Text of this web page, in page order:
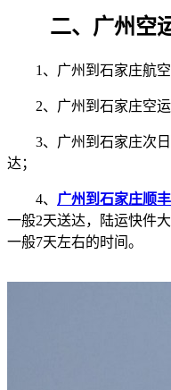
二、广州空运
1、广州到石家庄航空
2、广州到石家庄空运
3、广州到石家庄次日
达；
4、 广州到石家庄顺
一般2天送达，陆运快件
一般7天左右的时间。